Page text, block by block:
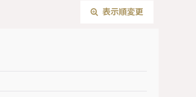
表示順変更